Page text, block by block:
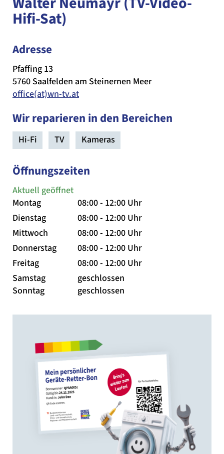
Hifi-Sat)
Adresse
Pfaffing 13
5760 Saalfelden am Steinernen Meer
office(at)wn-tv.at
Wir reparieren in den Bereichen
Hi-Fi TV Kameras
Öffnungszeiten
Aktuell geöffnet
Montag
08:00 - 12:00 Uhr
Dienstag
08:00 - 12:00 Uhr
Mittwoch
08:00 - 12:00 Uhr
Donnerstag
08:00 - 12:00 Uhr
Freitag
08:00 - 12:00 Uhr
Samstag
geschlossen
Sonntag
geschlossen